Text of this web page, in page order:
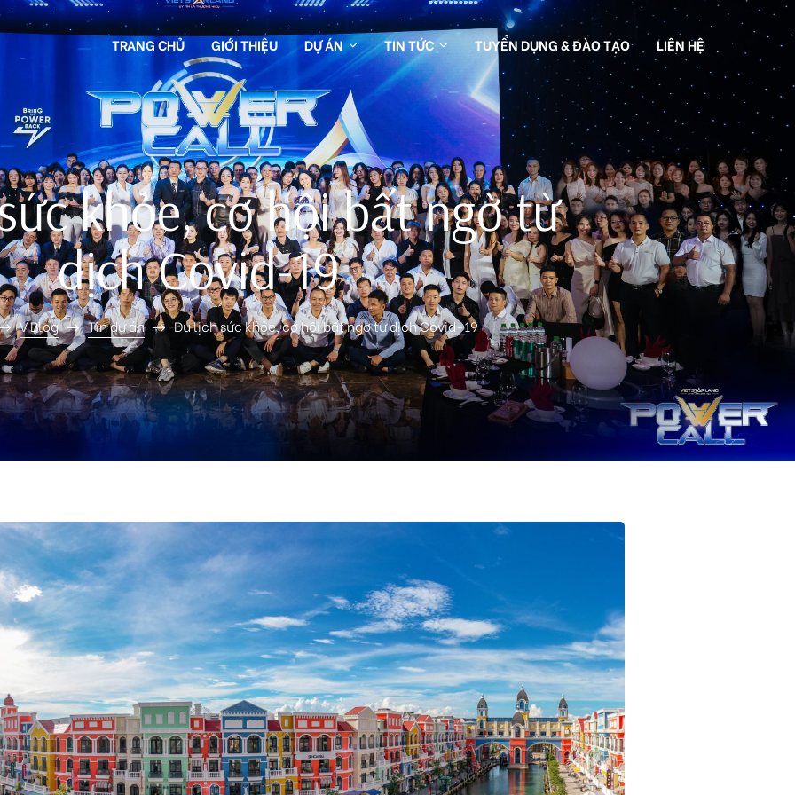
TRANG CHỦ GIỚI THIỆU DỰ ÁN TIN TỨC TUYỂN DỤNG & ĐÀO TẠO LIÊN HỆ
khỏe, cơ hội bất ngờ từ
dịch Covid-19
V Blog Tin dự án Du lịch sức khỏe, cơ hội bất ngờ từ dịch Covid-19